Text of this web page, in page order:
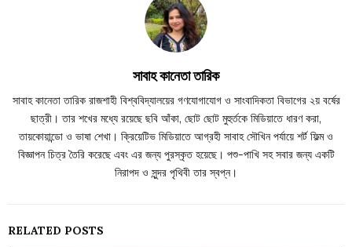
সাবাহ কানেতা তারিক
সাবাহ কানেতা তারিক রাজশাহী বিশ্ববিদ্যালয়ের গণযোগাযোগ ও সাংবাদিকতা বিভাগের ২য় বর্ষের
ছাত্রী। তার শখের মধ্যে রয়েছে ছবি আঁকা, ছোট ছোট মুহুর্তকে মিডিয়াতে ধারণ করা,
তায়কোয়ান্ডো ও ভাষা শেখা। ক্রিয়েটিভ মিডিয়াতে আগ্রহী সাবাহ সৌখিন পর্যায়ে শর্ট ফিল্ম ও
বিজ্ঞাপন চিত্র তৈরি করেছে এবং এর জন্য পুরস্কৃত হয়েছে। পশু-পাখি সহ সবার জন্য একটি
নিরাপদ ও সুন্দর পৃথিবী তার স্বপ্ন।
RELATED POSTS